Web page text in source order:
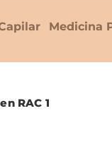
Medicina
RAC 1